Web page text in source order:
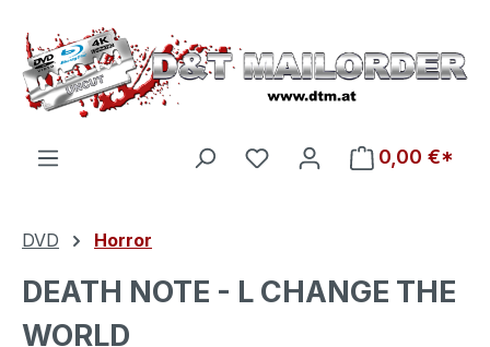
Zum Hauptinhalt springen
Du hast 0 Produkte auf
0,00 €*
DVD Horror
DEATH NOTE - L CHANGE THE
WORLD